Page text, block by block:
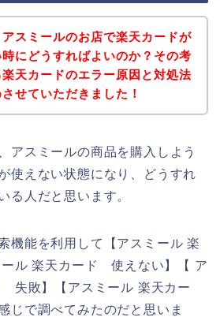
スミールのお店で楽天カードが
にどうすればよいのか？その考
楽天カードのエラー原因と対処法
せていただきました！
アスミールの商品を購入しよう
使えない状態になり、どうすれ
る人だと思います。
機能を利用して【アスミール 楽
ール 楽天カード 使えない】【 ア
失敗】【アスミール 楽天カー
じで調べてみたのだと思いま